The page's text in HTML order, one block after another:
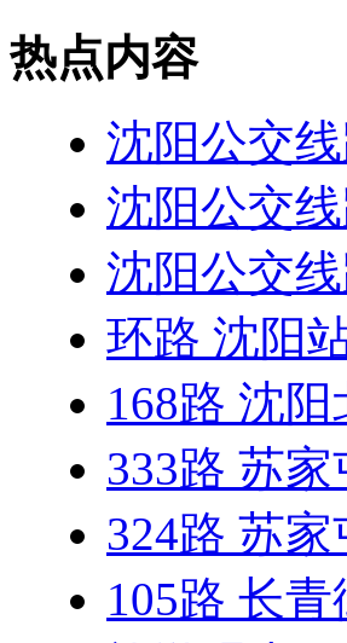
热点内容
沈阳公交
沈阳公交
沈阳公交
环路 沈阳
168路 沈
333路 苏
324路 苏
105路 长